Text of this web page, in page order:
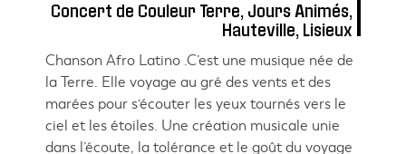
Concert de Couleur Terre, Jours Animés,
Hauteville, Lisieux
Chanson Afro Latino .C’est une musique née de
la Terre. Elle voyage au gré des vents et des
marées pour s‘écouter les yeux tournés vers le
ciel et les étoiles. Une création musicale unie
dans l’écoute, la tolérance et le goût du voyage